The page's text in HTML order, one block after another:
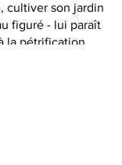
cultiver son jardin
figuré - lui paraît
la pétrification